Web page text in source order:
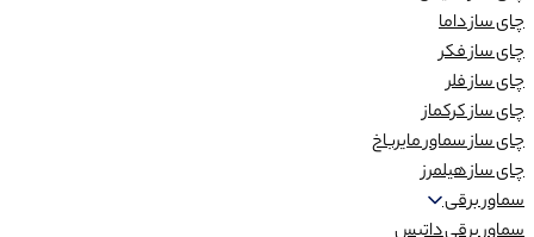
چای ساز داما
چای ساز فکر
چای ساز فلر
چای ساز کرکماز
چای ساز سماور مایرباخ
چای ساز هیلمرز
سماور برقی